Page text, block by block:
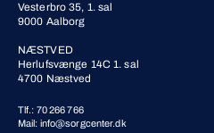
Vesterbro 35, 1. sal
9000 Aalborg
NÆSTVED
Herlufsvænge 14C 1. sal
4700 Næstved
Tlf.: 70 266 766
Mail: info@sorgcenter.dk